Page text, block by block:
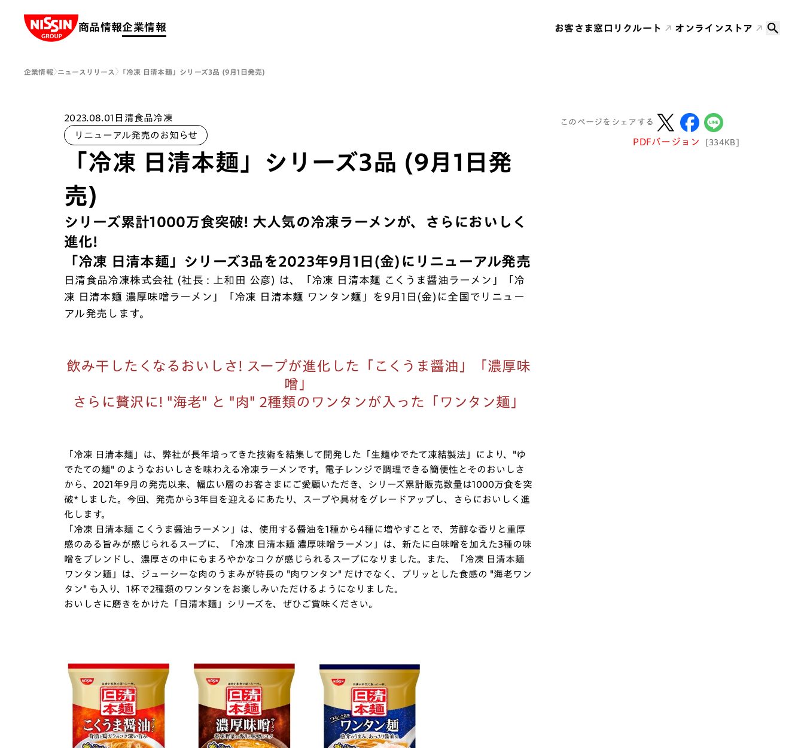
Nissin Group
商品情報企業情報 お客さま窓口 リクルート オンラインストア
企業情報 ニュースリリース 「冷凍 日清本麺」シリーズ3品 (9月1日発売)
2023.08.01 日清食品冷凍
リニューアル発売のお知らせ
「冷凍 日清本麺」シリーズ3品 (9月1日発
売)
シリーズ累計1000万食突破! 大人気の冷凍ラーメンが、さらにおいしく
進化!
「冷凍 日清本麺」シリーズ3品を2023年9月1日(金)にリニューアル発売
日清食品冷凍株式会社 (社長 : 上和田 公彦) は、「冷凍 日清本麺 こくうま醤油ラーメン」「冷
凍 日清本麺 濃厚味噌ラーメン」「冷凍 日清本麺 ワンタン麺」を9月1日(金)に全国でリニュー
アル発売します。
飲み干したくなるおいしさ! スープが進化した「こくうま醤油」「濃厚味
噌」
さらに贅沢に! "海老" と "肉" 2種類のワンタンが入った「ワンタン麺」
「冷凍 日清本麺」は、弊社が長年培ってきた技術を結集して開発した「生麺ゆでたて凍結製法」により、"ゆ
でたての麺" のようなおいしさを味わえる冷凍ラーメンです。電子レンジで調理できる簡便性とそのおいしさ
から、2021年9月の発売以来、幅広い層のお客さまにご愛顧いただき、シリーズ累計販売数量は1000万食を突
破*しました。今回、発売から3年目を迎えるにあたり、スープや具材をグレードアップし、さらにおいしく進
化します。
「冷凍 日清本麺 こくうま醤油ラーメン」は、使用する醤油を1種から4種に増やすことで、芳醇な香りと重厚
感のある旨みが感じられるスープに、「冷凍 日清本麺 濃厚味噌ラーメン」は、新たに白味噌を加えた3種の味
噌をブレンドし、濃厚さの中にもまろやかなコクが感じられるスープになりました。また、「冷凍 日清本麺
ワンタン麺」は、ジューシーな肉のうまみが特長の "肉ワンタン" だけでなく、プリッとした食感の "海老ワン
タン" も入り、1杯で2種類のワンタンをお楽しみいただけるようになりました。
おいしさに磨きをかけた「日清本麺」シリーズを、ぜひご賞味ください。
このページをシェアする
PDFバージョン [334KB]